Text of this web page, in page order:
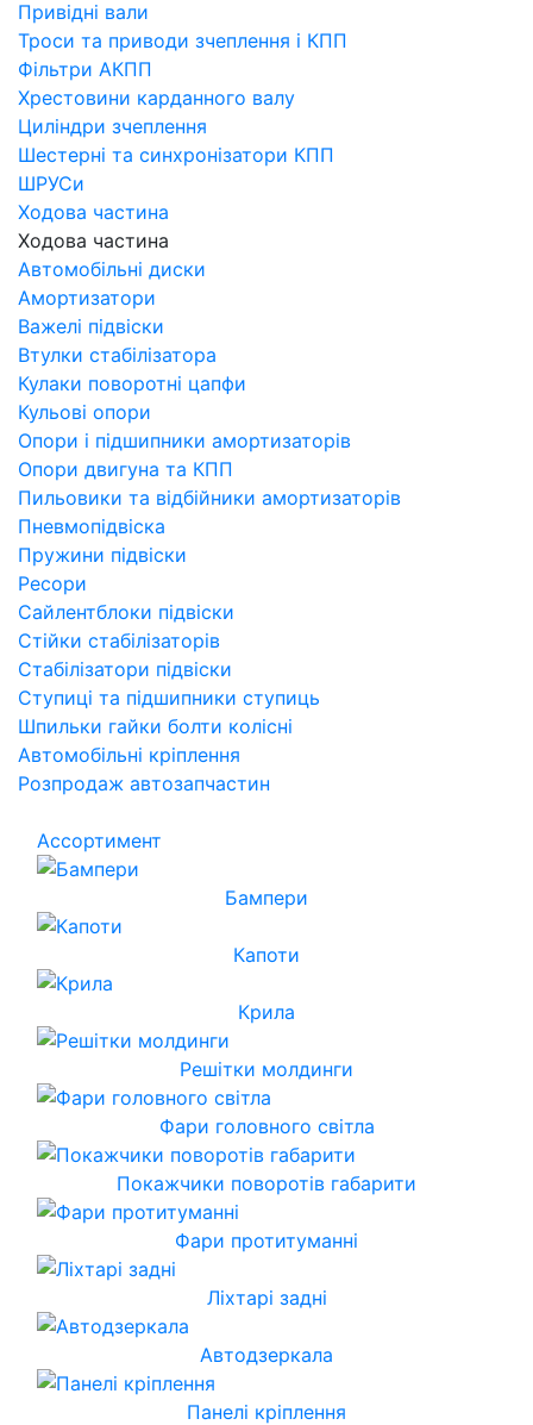
Привідні вали
Троси та приводи зчеплення і КПП
Фільтри АКПП
Хрестовини карданного валу
Циліндри зчеплення
Шестерні та синхронізатори КПП
ШРУСи
Ходова частина
Ходова частина
Автомобільні диски
Амортизатори
Важелі підвіски
Втулки стабілізатора
Кулаки поворотні цапфи
Кульові опори
Опори і підшипники амортизаторів
Опори двигуна та КПП
Пильовики та відбійники амортизаторів
Пневмопідвіска
Пружини підвіски
Ресори
Сайлентблоки підвіски
Стійки стабілізаторів
Стабілізатори підвіски
Ступиці та підшипники ступиць
Шпильки гайки болти колісні
Автомобільні кріплення
Розпродаж автозапчастин
Ассортимент
Бампери
Капоти
Крила
Решітки молдинги
Фари головного світла
Покажчики поворотів габарити
Фари протитуманні
Ліхтарі задні
Автодзеркала
Панелі кріплення